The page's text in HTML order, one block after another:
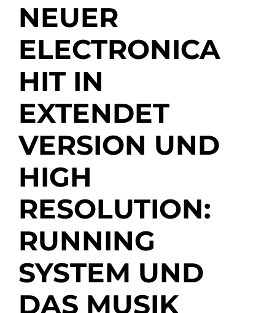
NEUER
ELECTRONICA
HIT IN
EXTENDET
VERSION UND
HIGH
RESOLUTION:
RUNNING
SYSTEM UND
DAS MUSIK